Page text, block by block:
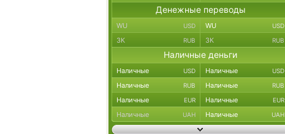
Денежные переводы
WU USD WU USD
ЗК RUB ЗК RUB
Наличные деньги
Наличные USD Наличные USD
Наличные RUB Наличные RUB
Наличные EUR Наличные EUR
Наличные UAH Наличные UAH